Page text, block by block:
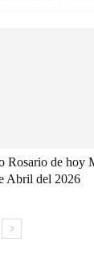
Rosario de hoy
Abril del 2026